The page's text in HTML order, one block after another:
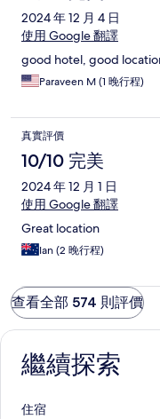
2024 年 12 月 4 日
使用 Google 翻譯
good hotel, good
Paraveen M (1 晚行程)
真實評價
10/10 完美
2024 年 12 月 1 日
使用 Google 翻譯
Great location
Ian (2 晚行程)
查看全部 574 則評價
繼續探索
住宿